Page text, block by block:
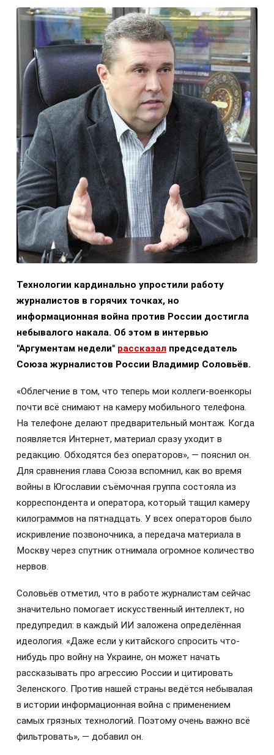
Технологии кардинально упростили работу
журналистов в горячих точках, но
информационная война против России достигла
небывалого накала. Об этом в интервью
"Аргументам недели" рассказал председатель
Союза журналистов России Владимир Соловьёв.
«Облегчение в том, что теперь мои коллеги-военкоры
почти всё снимают на камеру мобильного телефона.
На телефоне делают предварительный монтаж. Когда
появляется Интернет, материал сразу уходит в
редакцию. Обходятся без операторов», — пояснил он.
Для сравнения глава Союза вспомнил, как во время
войны в Югославии съёмочная группа состояла из
корреспондента и оператора, который тащил камеру
килограммов на пятнадцать. У всех операторов было
искривление позвоночника, а передача материала в
Москву через спутник отнимала огромное количество
нервов.
Соловьёв отметил, что в работе журналистам сейчас
значительно помогает искусственный интеллект, но
предупредил: в каждый ИИ заложена определённая
идеология. «Даже если у китайского спросить что-
нибудь про войну на Украине, он может начать
рассказывать про агрессию России и цитировать
Зеленского. Против нашей страны ведётся небывалая
в истории информационная война с применением
самых грязных технологий. Поэтому очень важно всё
фильтровать», — добавил он.